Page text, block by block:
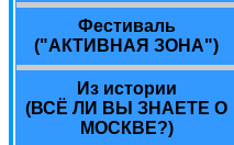
Фестиваль
("АКТИВНАЯ ЗОНА")
Из истории
(ВСЁ ЛИ ВЫ ЗНАЕТЕ О
МОСКВЕ?)